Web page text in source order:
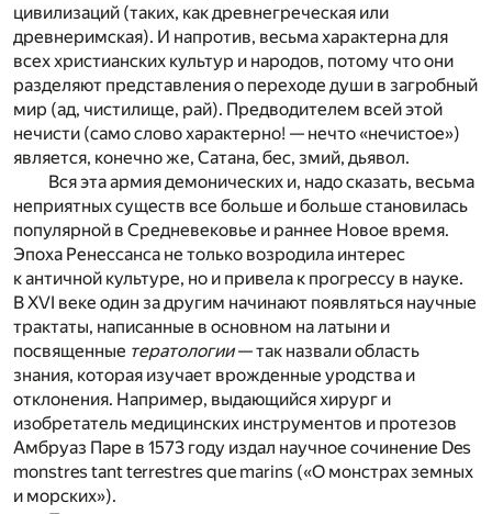
цивилизаций (таких, как древнегреческая или
древнеримская). И напротив, весьма характерна для
всех христианских культур и народов, потому что они
разделяют представления о переходе души в загробный
мир (ад, чистилище, рай). Предводителем всей этой
нечисти (само слово характерно! — нечто «нечистое»)
является, конечно же, Сатана, бес, змий, дьявол.
Вся эта армия демонических и, надо сказать, весьма
неприятных существ все больше и больше становилась
популярной в Средневековье и раннее Новое время.
Эпоха Ренессанса не только возродила интерес
к античной культуре, но и привела к прогрессу в науке.
В XVI веке один за другим начинают появляться научные
трактаты, написанные в основном на латыни и
посвященные тератологии— так назвали область
знания, которая изучает врожденные уродства и
отклонения. Например, выдающийся хирург и
изобретатель медицинских инструментов и протезов
Амбруаз Паре в 1573 году издал научное сочинение Des
monstres tant terrestres que marins («О монстрах земных
и морских»).